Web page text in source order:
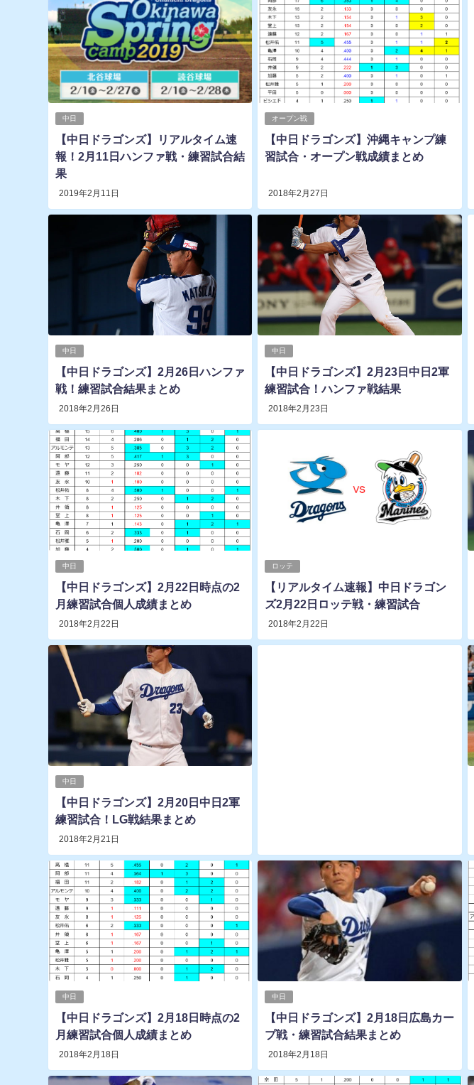
中日
【中日ドラゴンズ】リアルタイム速
報！2月11日ハンファ戦・練習試合結
果
2019年2月11日
オープン戦
【中日ドラゴンズ】沖縄キャンプ練
習試合・オープン戦成績まとめ
2018年2月27日
中日
【中日ドラゴンズ】2月26日ハンファ
戦！練習試合結果まとめ
2018年2月26日
中日
【中日ドラゴンズ】2月23日中日2軍
練習試合！ハンファ戦結果
2018年2月23日
中日
【中日ドラゴンズ】2月22日時点の2
月練習試合個人成績まとめ
2018年2月22日
ロッテ
【リアルタイム速報】中日ドラゴン
ズ2月22日ロッテ戦・練習試合
2018年2月22日
中日
【中日ドラゴンズ】2月20日中日2軍
練習試合！LG戦結果まとめ
2018年2月21日
中日
【中日ドラゴンズ】2月18日時点の2
月練習試合個人成績まとめ
2018年2月18日
中日
【中日ドラゴンズ】2月18日広島カー
プ戦・練習試合結果まとめ
2018年2月18日